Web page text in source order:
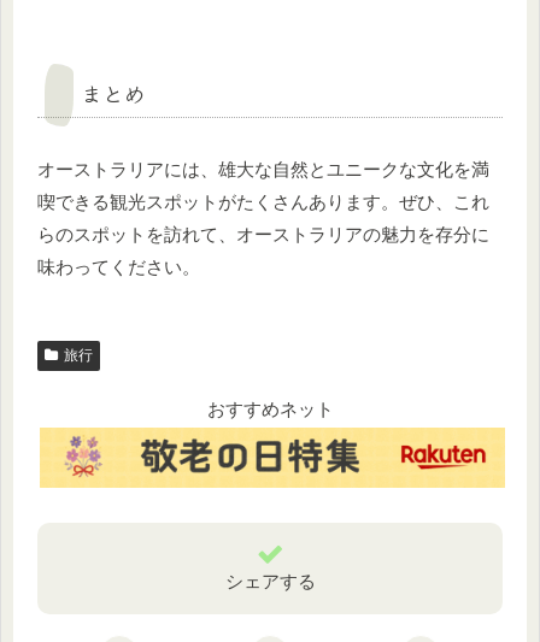
まとめ
オーストラリアには、雄大な自然とユニークな文化を満
喫できる観光スポットがたくさんあります。ぜひ、これ
らのスポットを訪れて、オーストラリアの魅力を存分に
味わってください。
旅行
おすすめネット
シェアする